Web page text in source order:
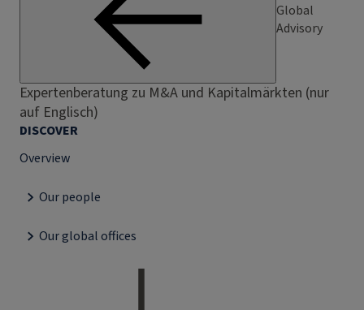
Global
Advisory
Expertenberatung zu M&A und Kapitalmärkten (nur
auf Englisch)
DISCOVER
Overview
Our people
Our global offices